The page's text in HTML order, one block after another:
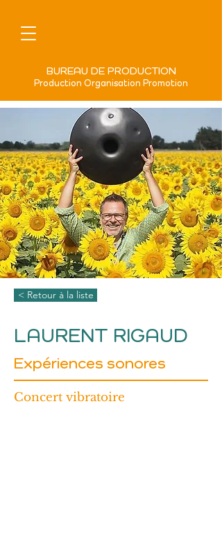
BUREAU DE PRODUCTION
Production Organisation Promotion
< Retour à la liste
LAURENT RIGAUD
Expériences sonores
Concert vibratoire